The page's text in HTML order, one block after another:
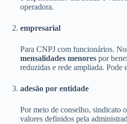
operadora.
empresarial
Para CNPJ com funcionários.
mensalidades menores por
reduzidas e rede ampliada.
adesão por entidade
Por meio de conselho, sindicato
valores definidos pela